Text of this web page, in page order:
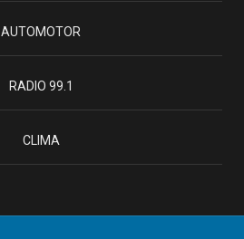
AUTOMOTOR
RADIO 99.1
CLIMA